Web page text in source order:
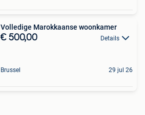
Volledige Marokkaanse woonkamer
€ 500,00 Details
Brussel 29 jul 26